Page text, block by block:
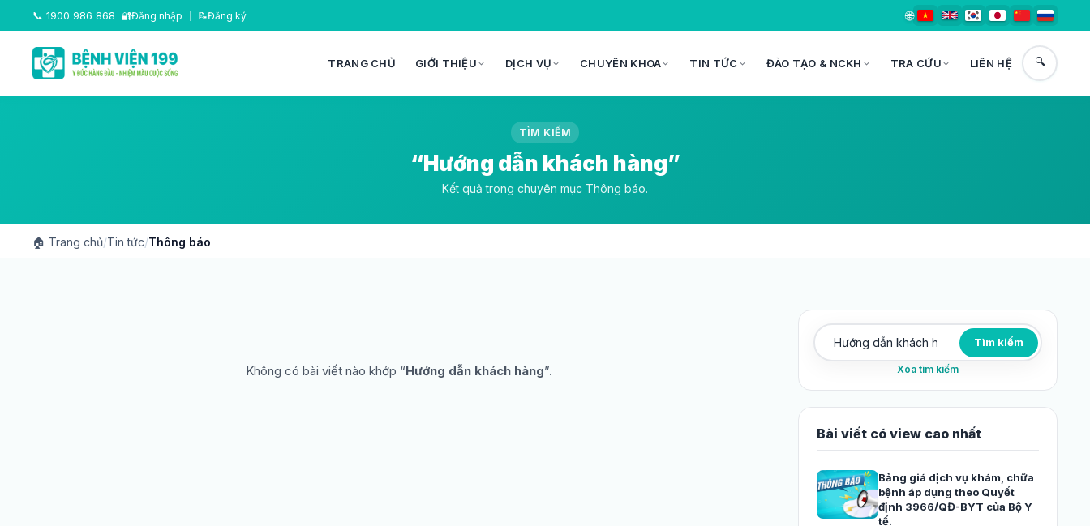
📞 1900 986 868 🔐Đăng nhập 📝Đăng ký 🌐
TRANG CHỦ GIỚI THIỆU DỊCH VỤ CHUYÊN KHOA TIN TỨC ĐÀO TẠO & NCKH TRA CỨU LIÊN HỆ 🔍
TÌM KIẾM
“Hướng dẫn khách hàng”
Kết quả trong chuyên mục Thông báo.
🏠 Trang chủ/Tin tức/Thông báo
Không có bài viết nào khớp “Hướng dẫn khách hàng”.
Tìm kiếm bài viết
Tìm kiếm
Xóa tìm kiếm
Bài viết có view cao nhất
Bảng giá dịch vụ khám, chữa
bệnh áp dụng theo Quyết
định 3966/QĐ-BYT của Bộ Y
tế.